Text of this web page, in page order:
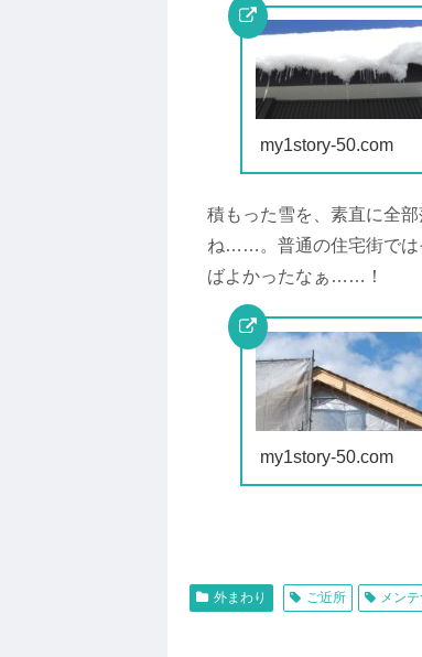
my1story-50.com
積もった雪を、素直に全
ね……。普通の住宅街では
ばよかったなぁ……！
my1story-50.com
外まわり ご近所 メン